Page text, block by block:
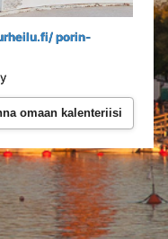
porin-
omaan kalenteriisi